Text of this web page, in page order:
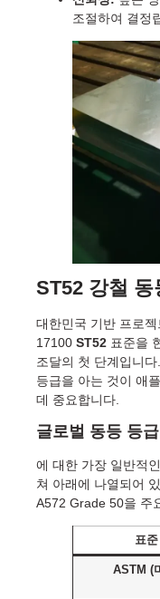
조절하여 결정
ST52 강철 동
대한민국 기반 프로
17100 ST52 표준을
조달의 첫 단계입니
등급을 아는 것이 애
데 중요합니다.
글로벌 동등 등
에 대한 가장 일반적
쳐 아래에 나열되어
A572 Grade 50을 주
표준
ASTM (